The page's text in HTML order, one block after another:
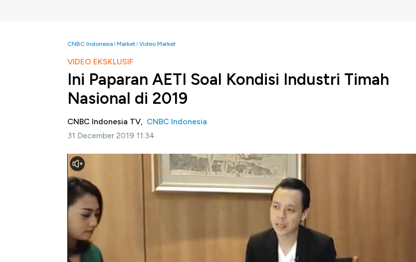
CNBC Indonesia Market Video Market
VIDEO EKSKLUSIF
Ini Paparan AETI Soal Kondisi Industri Timah
Nasional di 2019
CNBC Indonesia TV, CNBC Indonesia
31 December 2019 11:34
Jakarta, CNBC Indonesia-
Sekjen Asosiasi Eksportir Timah Indonesia (AETI), Jabin Sufianto
menyebutkan banyak perusahaan timah tidak mampu memenuhi aturan Kementerian ESDM yang
mewajibkan perusahaan tambang memiliki CPI (Competent Person Indonesia). Kondisi ini
disebabkan kurangnya CPI serta Izin Usaha Pertambangan (IUP) yang dimiliki tidak bisa membuktikan
adanya cadangan timah yang sesuai regulasi baru sehingga banyaknya penutupan smelter di Bangka
Belitung.
Lalu seperti apa kondisi industri timah tanah air sepanjang 2019 ini? Selengkapnya saksikan dialog